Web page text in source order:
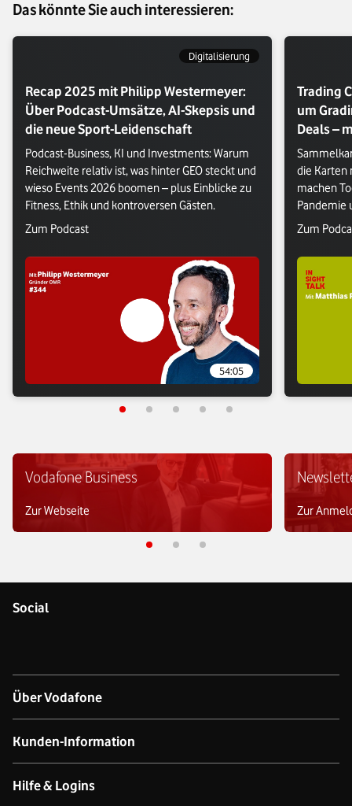
Das könnte Sie auch interessieren:
Digitalisierung
Recap 2025 mit Philipp Westermeyer:
Über Podcast-Umsätze, AI-Skepsis und
die neue Sport-Leidenschaft
Podcast-Business, KI und Investments: Warum
Reichweite relativ ist, was hinter GEO steckt und
wieso Events 2026 boomen – plus Einblicke zu
Fitness, Ethik und kontroversen Gästen.
Verlasse Vodafone Webseite: Zum Podcast
Zum Podcast
54:05
Trading
um
Deals –
die Karten
machen
Pandemie
besten
Verlasse
Zum
Vodafone Business
Zur Webseite Zur
Social
Über Vodafone
Über das Unternehmen
Kunden-Information
Kontakt für Geschäftskund:innen
Hilfe & Logins